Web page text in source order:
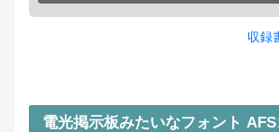
収録
電光掲示板みたいなフォント